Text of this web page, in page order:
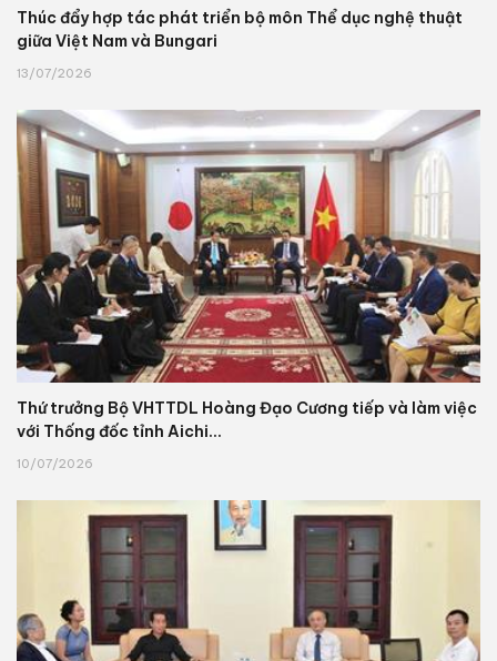
Thúc đẩy hợp tác phát triển bộ môn Thể dục nghệ thuật
giữa Việt Nam và Bungari
13/07/2026
Thứ trưởng Bộ VHTTDL Hoàng Đạo Cương tiếp và làm việc
với Thống đốc tỉnh Aichi...
10/07/2026